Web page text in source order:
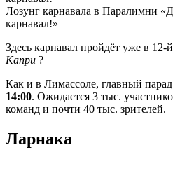
Лозунг карнавала в Паралимни
карнавал!»
Здесь карнавал пройдёт уже в 12-
Капри ?
Как и в Лимассоле, главный парад
14:00. Ожидается 3 тыс.
команд и почти 40 тыс. зрителей.
Ларнака